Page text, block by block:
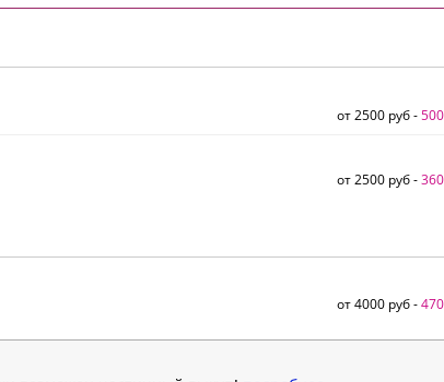
от 2500 руб -
от 2500 руб -
от 4000 руб -